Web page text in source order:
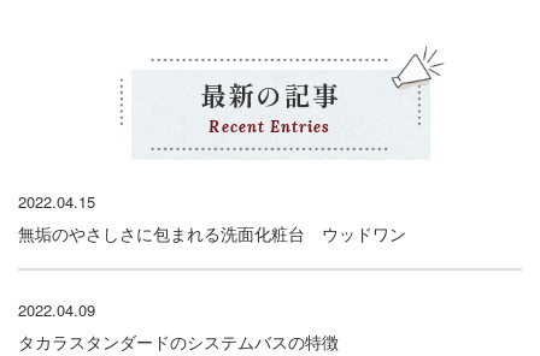
最新の記事
Recent Entries
2022.04.15
無垢のやさしさに包まれる洗面化粧台 ウッドワン
2022.04.09
タカラスタンダードのシステムバスの特徴